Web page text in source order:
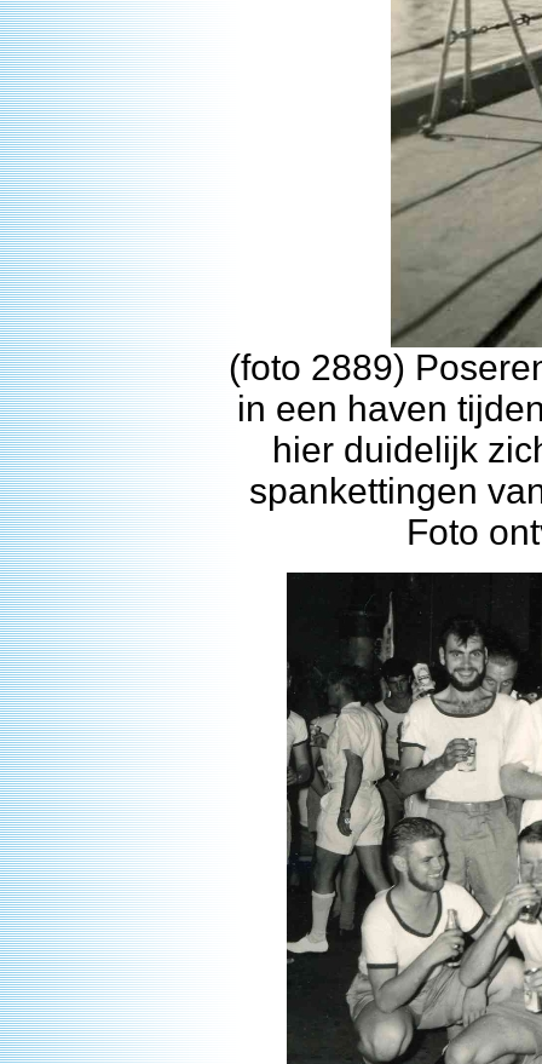
(foto 2889)
in een haven
hier duidelijk
spankettingen
Foto